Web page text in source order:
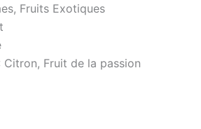
Fruits Exotiques
Fruit de la passion